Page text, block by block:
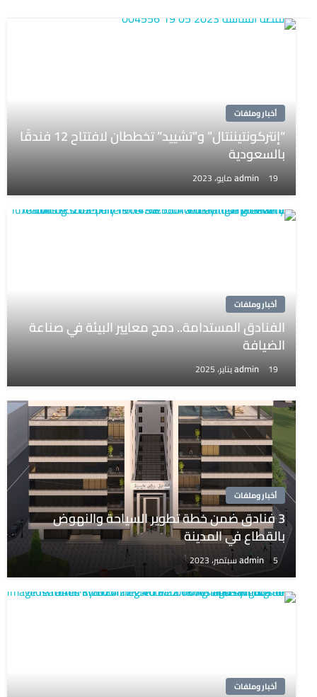
أخبار وملفات
“إنتركونتيننتال” و”تشييد” تخططان لافتتاح 12 فندقًا
بالسعودية
admin 19 مايو، 2023
أخبار وملفات
الفنادق المستدامة.. دمج معايير البيئة في صناعة
الضيافة
admin 19 يناير، 2025
أخبار وملفات
3 فنادق ضمن خطة تطوير السياحة والنهوض
بالقطاع في المدينة
admin 5 سبتمبر، 2023
أخبار وملفات